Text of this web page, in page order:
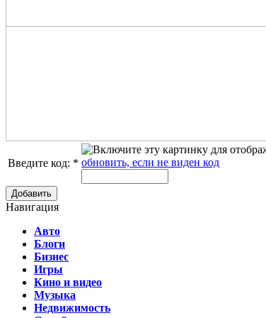
Введите код: * обновить, если не виден код
Добавить
Навигация
Авто
Блоги
Бизнес
Игры
Кино и видео
Музыка
Недвижимость